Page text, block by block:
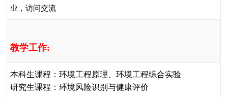
业，访问交流
教学工作:
本科生课程：环境工程原理、环境工程综合实验
研究生课程：环境风险识别与健康评价